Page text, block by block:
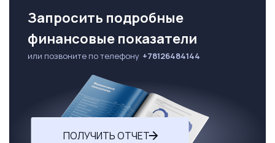
Запросить подробные
финансовые показатели
или позвоните по телефону +78126484144
ПОЛУЧИТЬ ОТЧЕТ